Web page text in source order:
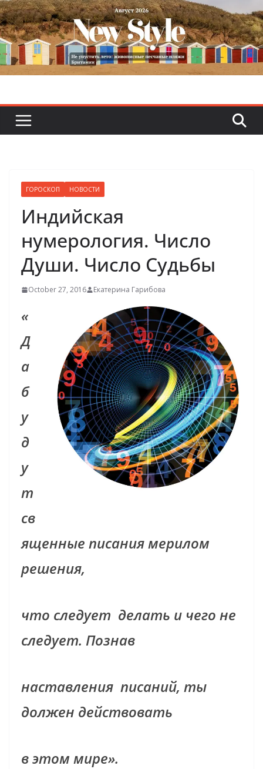
Skip
to
content
ГОРОСКОП НОВОСТИ
Индийская
нумерология. Число
Души. Число Судьбы
October 27, 2016 Екатерина Гарибова
«
Д
а
б
у
д
у
т
св
ященные писания мерилом
решения,
что следует делать и чего не
следует. Познав
наставления писаний, ты
должен действовать
в этом мире».